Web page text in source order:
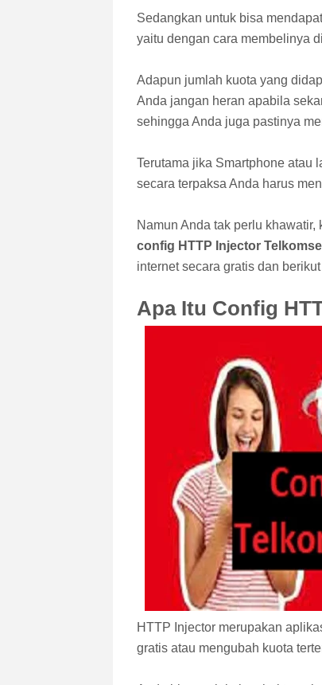
Sedangkan untuk bisa
yaitu dengan cara membelinya
Adapun jumlah kuota yang
Anda jangan heran apabila
sehingga Anda juga pastinya
Terutama jika Smartphone atau
secara terpaksa Anda harus
Namun Anda tak perlu
config HTTP Injector
internet secara gratis dan
Apa Itu Config
HTTP Injector merupakan
gratis atau mengubah kuota